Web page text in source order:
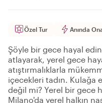
Özel Tur Anında
Şöyle bir gece hayal
atlayarak, yerel gece
atıştırmalıklarla
içecekleri tadın. Kulağa
değil mi? Yerel bir gece
Milano'da yerel halkın